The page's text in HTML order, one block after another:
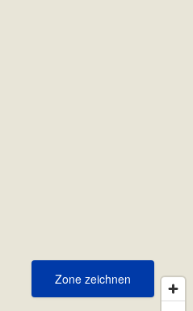
Zone zeichnen
Zone zeichnen